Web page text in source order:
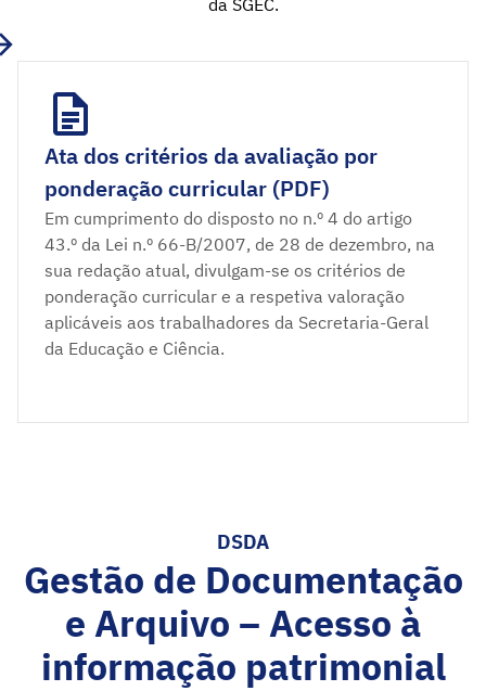
da SGEC.
Ata dos critérios da avaliação por
ponderação curricular (PDF)
Em cumprimento do disposto no n.º 4 do artigo
43.º da Lei n.º 66-B/2007, de 28 de dezembro, na
sua redação atual, divulgam-se os critérios de
ponderação curricular e a respetiva valoração
aplicáveis aos trabalhadores da Secretaria-Geral
da Educação e Ciência.
DSDA
Gestão de Documentação
e Arquivo – Acesso à
informação patrimonial